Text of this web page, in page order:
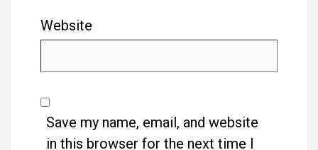
Website
Save my name, email, and website
in this browser for the next time I